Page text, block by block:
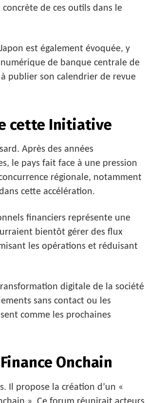
de ces outils dans le
est également évoquée, y
de banque centrale de
publier son calendrier de revue
cette Initiative
Après des années
le pays fait face à une pression
régionale, notamment
cette accélération.
financiers représente une
bientôt gérer des flux
les opérations et réduisant
digitale de la société
sans contact ou les
comme les prochaines
Onchain
Il propose la création d’un «